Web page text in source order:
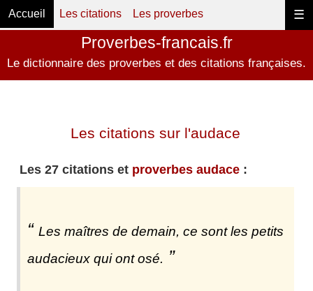
☰
Accueil Les citations Les proverbes
Proverbes-francais.fr
Le dictionnaire des proverbes et des citations françaises.
Les citations sur l'audace
Les 27 citations et proverbes audace:
Les maîtres de demain, ce sont les petits
audacieux qui ont osé.